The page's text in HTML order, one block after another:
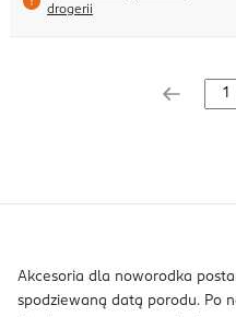
drogerii
Akcesoria dla noworodka
spodziewaną datą porodu. Po